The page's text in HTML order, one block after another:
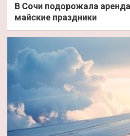
В Сочи подорожала
майские праздники